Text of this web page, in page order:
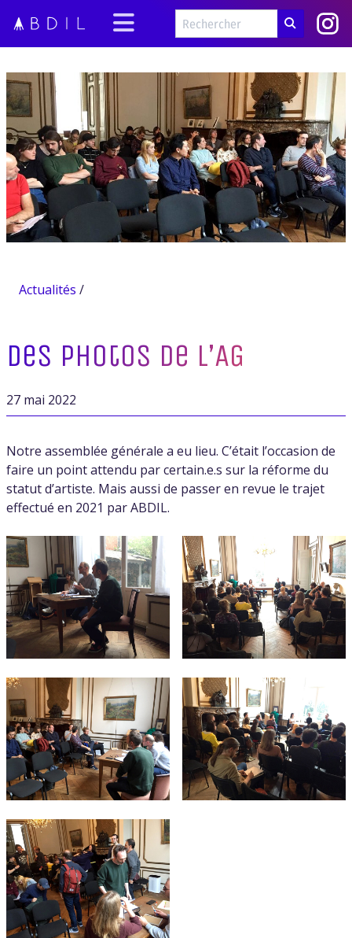
Actualités /
Des photos de l’AG
27 mai 2022
Notre assemblée générale a eu lieu. C’était l’occasion de
faire un point attendu par certain.e.s sur la réforme du
statut d’artiste. Mais aussi de passer en revue le trajet
effectué en 2021 par ABDIL.